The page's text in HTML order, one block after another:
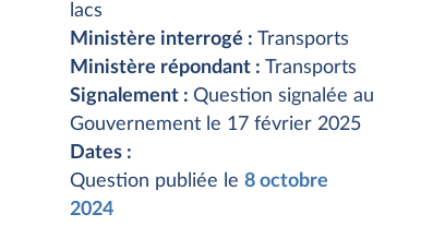
lacs
Ministère interrogé : Transports
Ministère répondant : Transports
Signalement : Question signalée au
Gouvernement le 17 février 2025
Dates :
Question publiée le 8 octobre
2024